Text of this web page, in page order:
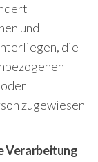
und
die
zugewiesen
Verarbeitung